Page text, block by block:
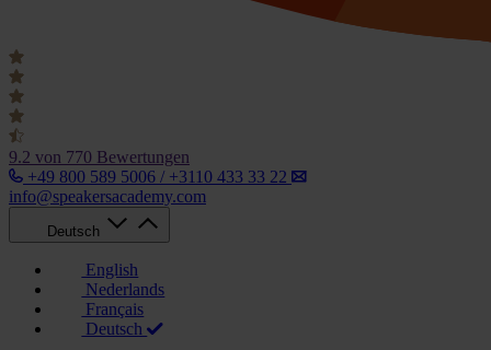
9.2 von 770 Bewertungen
+49 800 589 5006 / +3110 433 33 22
info@speakersacademy.com
Deutsch
English
Nederlands
Français
Deutsch